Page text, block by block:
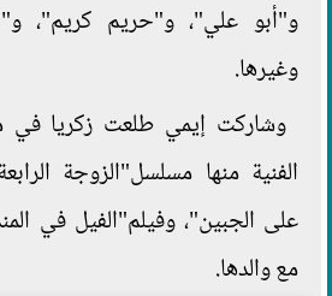
و"أبو علي"، و"حريم كريم"،
وغيرها.
وشاركت إيمي طلعت زكريا في
الفنية منها مسلسل"الزوجة
على الجبين"، وفيلم"الفيل في
مع والدها.